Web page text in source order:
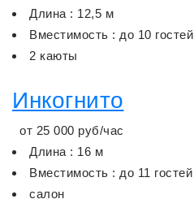
Длина : 12,5 м
Вместимость : до 10 гостей
2 каюты
Инкогнито
от 25 000 руб/час
Длина : 16 м
Вместимость : до 11 гостей
салон